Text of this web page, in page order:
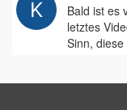
Bald ist es
letztes
Sinn,